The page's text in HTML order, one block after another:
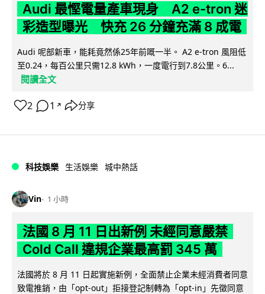
Audi 最慳電量產車現身 A2 e-tron 迷
彩造型曝光 快充 26 分鐘充滿 8 成電
Audi 呢部新車，能耗竟然係25年前嘅一半。 A2 e-tron 風阻低
至0.24，每百公里只需12.8 kWh，一度電行到7.8公里。6...
閱讀全文
2 1 ↗ 分享
科技娛樂 生活娛樂 城中熱話
Vin 1 小時
法國 8 月 11 日出新例 未經同意嚴禁
Cold Call 違規企業最高罰 345 萬
法國將於 8 月 11 日起實施新例，全面禁止企業未經消費者同意
致電推銷，由「opt-out」拒接登記制轉為「opt-in」先徵同意